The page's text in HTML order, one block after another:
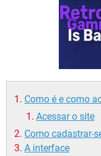
Como é e como
Acessar o site
Como cadastrar-
A interface